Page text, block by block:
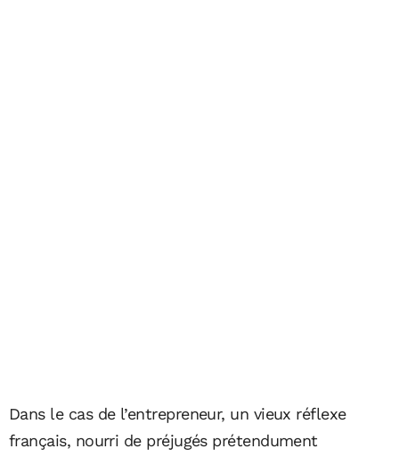
Dans le cas de l’entrepreneur, un vieux réflexe
français, nourri de préjugés prétendument